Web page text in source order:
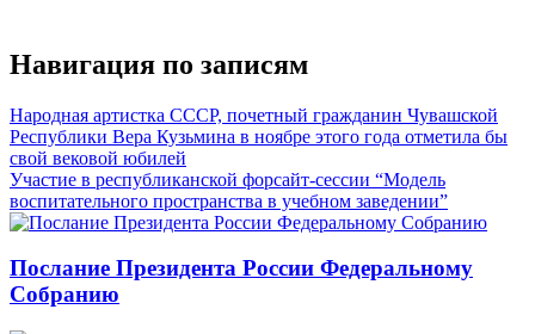
Навигация по записям
Народная артистка СССР, почетный гражданин Чувашской
Республики Вера Кузьмина в ноябре этого года отметила бы
свой вековой юбилей
Участие в республиканской форсайт-сессии “Модель
воспитательного пространства в учебном заведении”
Послание Президента России Федеральному
Собранию